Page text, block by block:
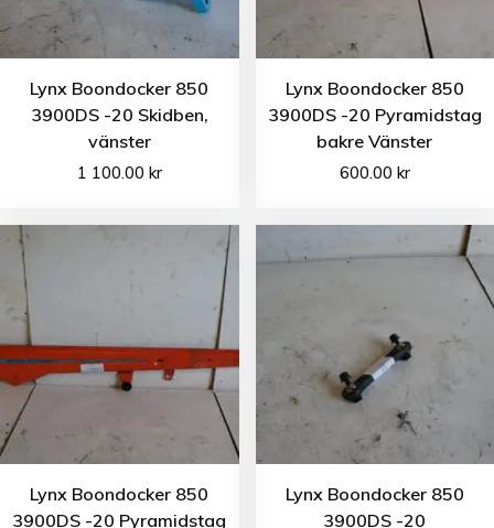
Lynx Boondocker 850
3900DS -20 Skidben,
vänster
1 100.00 kr
Lynx Boondocker 850
3900DS -20 Pyramidstag
bakre Vänster
600.00 kr
Lynx Boondocker 850
3900DS -20 Pyramidstag
Lynx Boondocker 850
3900DS -20